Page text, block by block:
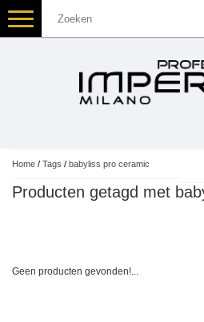
Toggle
navigation
Home / Tags / babyliss pro ceramic
Producten getagd met
Geen producten gevonden!...